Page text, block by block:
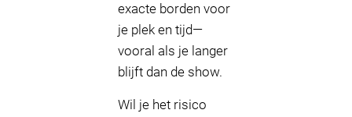
exacte borden voor
je plek en tijd—
vooral als je langer
blijft dan de show.
Wil je het risico